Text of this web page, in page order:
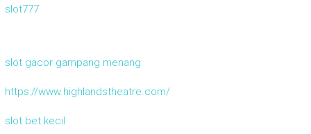
slot777
slot gacor gampang menang
https://www.highlandstheatre.com/
slot bet kecil